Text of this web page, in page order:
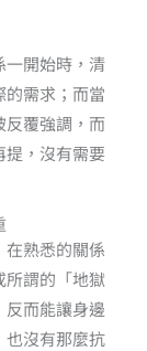
一開始時，清
的需求；而當
反覆強調，而
，沒有需要
在熟悉的關係
謂的「地獄
而能讓身邊
也沒有那麼抗